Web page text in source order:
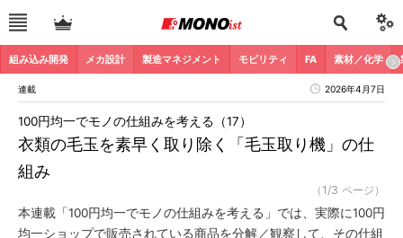
組み込み開発 メカ設計 製造マネジメント モビリティ FA 素材／化学
連載 2026年4月7日
衣類の毛玉を素早く取り除く「毛玉取り機」の仕
組み
100円均一でモノの仕組みを考える（17）
（1/3 ページ）
本連載「100円均一でモノの仕組みを考える」では、実際に100円
均一ショップで販売されている商品を分解／観察して、その仕組